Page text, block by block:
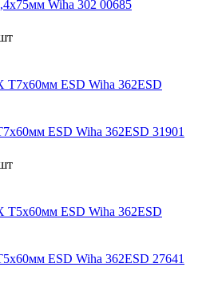
Wiha 302 00685
ESD Wiha 362ESD 31901
ESD Wiha 362ESD 27641